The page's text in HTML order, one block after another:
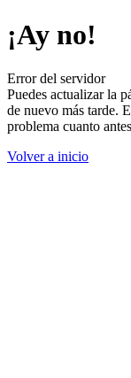
¡Ay no!
Error del servidor
Puedes actualizar la
de nuevo más tarde.
problema cuanto
Volver a inicio